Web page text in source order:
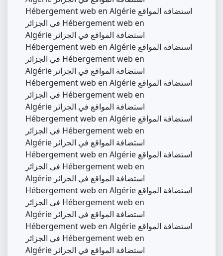
Hébergement web en Algérie استضافة المواقع
في الجزائر Hébergement web en
Algérie استضافة المواقع في الجزائر
Hébergement web en Algérie استضافة المواقع
في الجزائر Hébergement web en
Algérie استضافة المواقع في الجزائر
Hébergement web en Algérie استضافة المواقع
في الجزائر Hébergement web en
Algérie استضافة المواقع في الجزائر
Hébergement web en Algérie استضافة المواقع
في الجزائر Hébergement web en
Algérie استضافة المواقع في الجزائر
Hébergement web en Algérie استضافة المواقع
في الجزائر Hébergement web en
Algérie استضافة المواقع في الجزائر
Hébergement web en Algérie استضافة المواقع
في الجزائر Hébergement web en
Algérie استضافة المواقع في الجزائر
Hébergement web en Algérie استضافة المواقع
في الجزائر Hébergement web en
Algérie استضافة المواقع في الجزائر